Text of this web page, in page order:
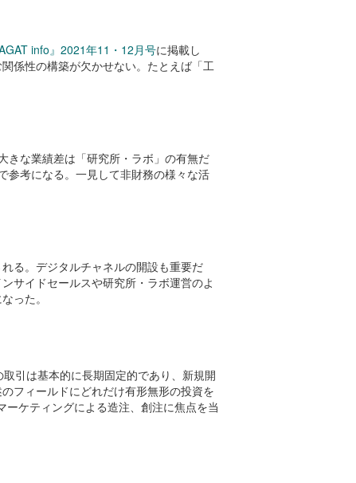
info』2021年11・12月号に掲載し
係性の構築が欠かせない。たとえば「工
きな業績差は「研究所・ラボ」の有無だ
参考になる。一見して非財務の様々な活
る。デジタルチャネルの開設も重要だ
サイドセールスや研究所・ラボ運営のよ
った。
引は基本的に長期固定的であり、新規開
フィールドにどれだけ有形無形の投資を
ケティングによる造注、創注に焦点を当